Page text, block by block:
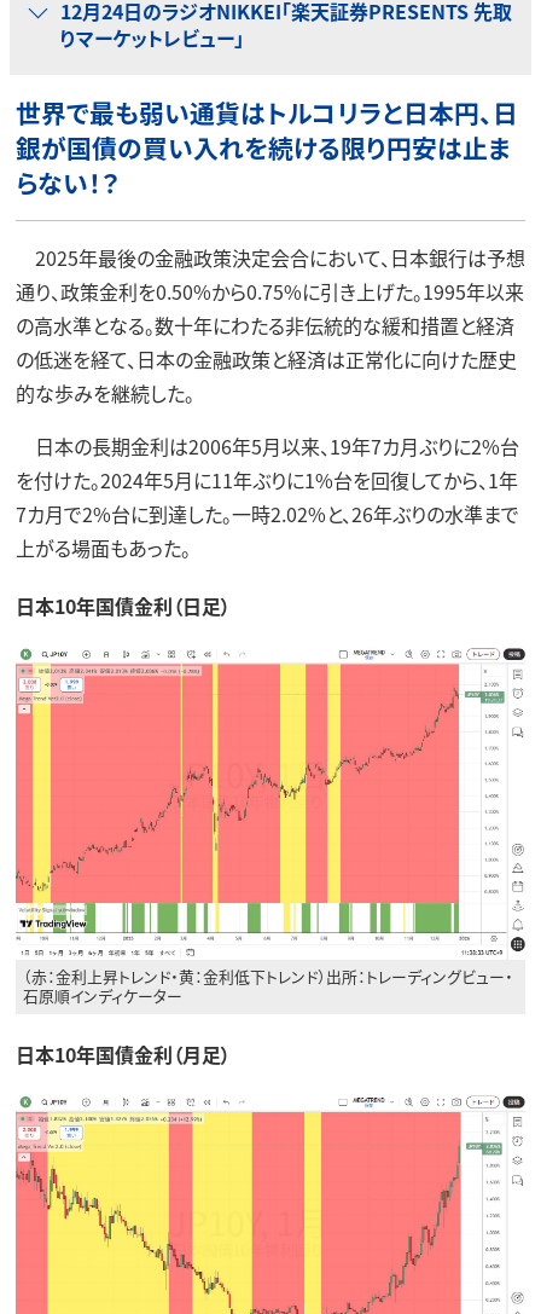
12月24日のラジオNIKKEI「楽天証券PRESENTS 先取
りマーケットレビュー」
世界で最も弱い通貨はトルコリラと日本円、日
銀が国債の買い入れを続ける限り円安は止ま
らない！？
2025年最後の金融政策決定会合において、日本銀行は予想
通り、政策金利を0.50%から0.75%に引き上げた。1995年以来
の高水準となる。数十年にわたる非伝統的な緩和措置と経済
の低迷を経て、日本の金融政策と経済は正常化に向けた歴史
的な歩みを継続した。
日本の長期金利は2006年5月以来、19年7カ月ぶりに2%台
を付けた。2024年5月に11年ぶりに1%台を回復してから、1年
7カ月で2%台に到達した。一時2.02%と、26年ぶりの水準まで
上がる場面もあった。
日本10年国債金利（日足）
（赤：金利上昇トレンド・黄：金利低下トレンド）出所：トレーディングビュー・
石原順インディケーター
日本10年国債金利（月足）